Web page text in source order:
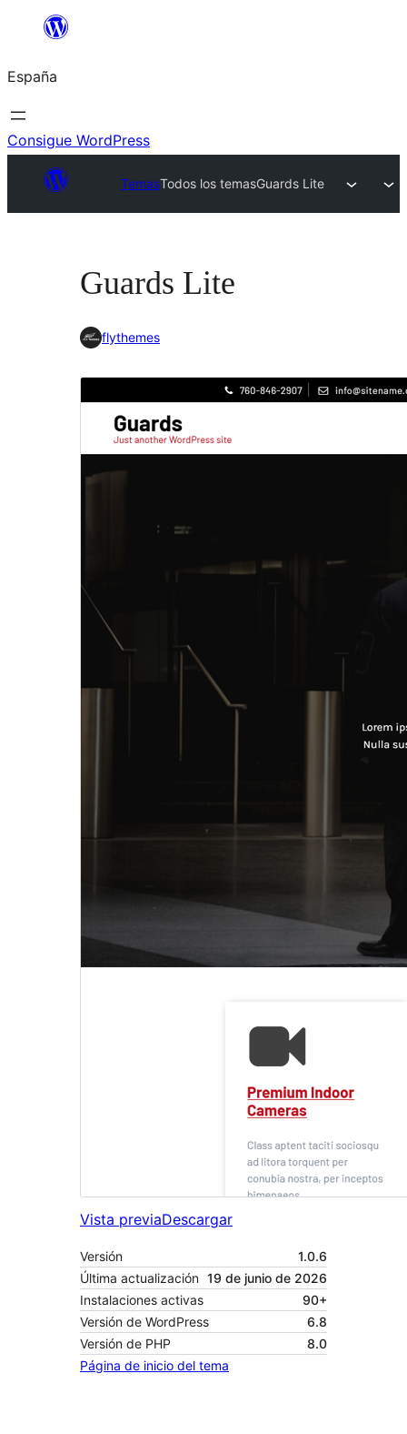
Saltar
contenido
España
Consigue WordPress
TemasTodos los temasGuards Lite
Guards Lite
flythemes
Vista previaDescargar
Versión
1.0.6
Última actualización 19 de junio de 2026
Instalaciones activas
90+
Versión de WordPress
6.8
Versión de PHP
8.0
Página de inicio del tema